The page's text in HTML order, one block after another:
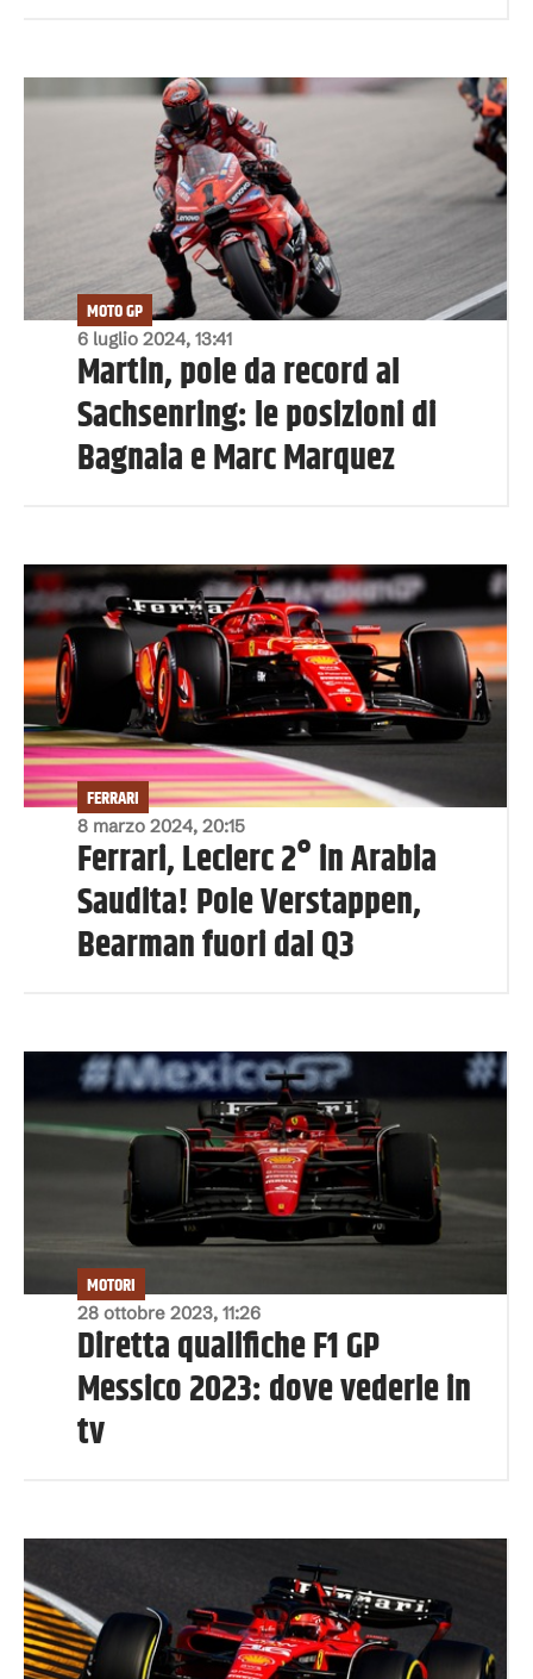
6 luglio 2024, 13:41
MOTO GP
Martin, pole da record al
Sachsenring: le posizioni di
Bagnaia e Marc Marquez
8 marzo 2024, 20:15
FERRARI
Ferrari, Leclerc 2° in Arabia
Saudita! Pole Verstappen,
Bearman fuori dal Q3
28 ottobre 2023, 11:26
MOTORI
Diretta qualifiche F1 GP
Messico 2023: dove vederle in
tv